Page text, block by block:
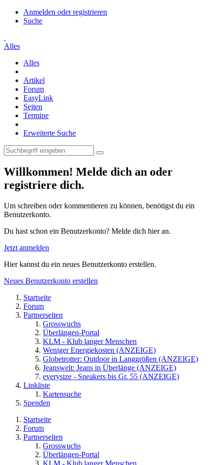
Anmelden oder registrieren
Suche
Alles
Alles
Artikel
Forum
EasyLink
Seiten
Termine
Erweiterte Suche
Willkommen! Melde dich an oder
registriere dich.
Um schreiben oder kommentieren zu können, benötigst du ein
Benutzerkonto.
Du hast schon ein Benutzerkonto? Melde dich hier an.
Jetzt anmelden
Hier kannst du ein neues Benutzerkonto erstellen.
Neues Benutzerkonto erstellen
Startseite
Forum
Partnerseiten
Grosswuchs
Überlängen-Portal
KLM - Klub langer Menschen
Weniger Energiekosten (ANZEIGE)
Globetrotter: Outdoor in Langgrößen (ANZEIGE)
Jeanswelt: Jeans in Überlänge (ANZEIGE)
everysize - Sneakers bis Gr. 55 (ANZEIGE)
Linkliste
Kartensuche
Spenden
Startseite
Forum
Partnerseiten
Grosswuchs
Überlängen-Portal
KLM - Klub langer Menschen